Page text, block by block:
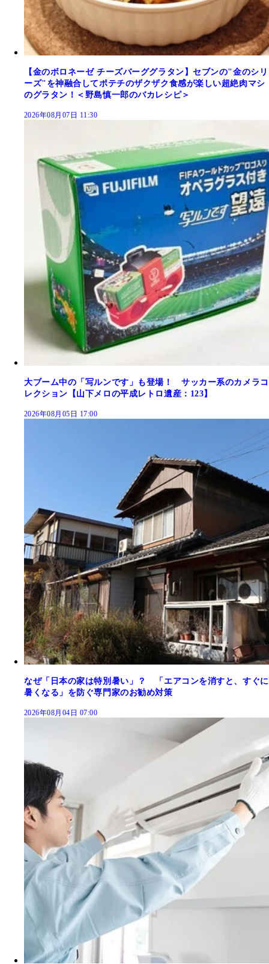
【金のボロネーゼ チーズバーググラタン】セブンの"金のシリ
ーズ"を神融合してポテチのザクザク食感が楽しい超絶肉マシ
のグラタン！＜野島慎一郎のバカレシピ＞
2026年08月07日 11:30
大ブーム中の「写ルンです」も登場！ サッカー系のカメラコ
レクション【山下メロの平成レトロ遺産：123】
2026年08月05日 17:00
なぜ「日本の家は特別暑い」？ 「エアコンを消すと、すぐに
暑くなる」を防ぐ専門家のお勧め対策
2026年08月04日 07:00